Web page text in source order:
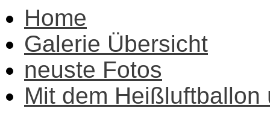
Home
Galerie Übersicht
neuste Fotos
Mit dem Heißluftballon